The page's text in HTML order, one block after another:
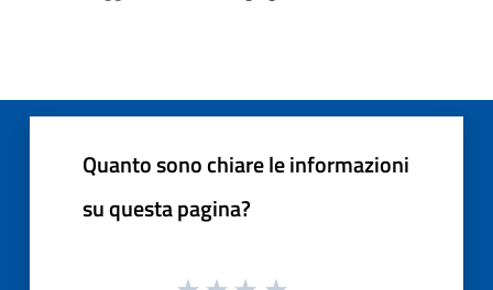
Quanto sono chiare le informazioni
su questa pagina?